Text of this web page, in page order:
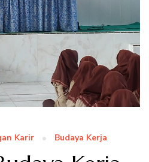
Karir Budaya Kerja